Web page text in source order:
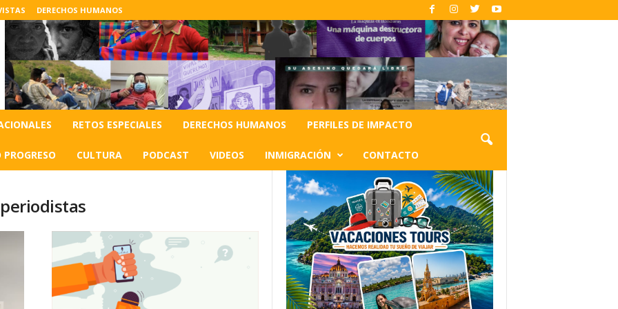
DERECHOS HUMANOS
RETOS ESPECIALES DERECHOS HUMANOS PERFILES DE IMPACTO
PROGRESO CULTURA PODCAST VIDEOS INMIGRACIÓN CONTACTO